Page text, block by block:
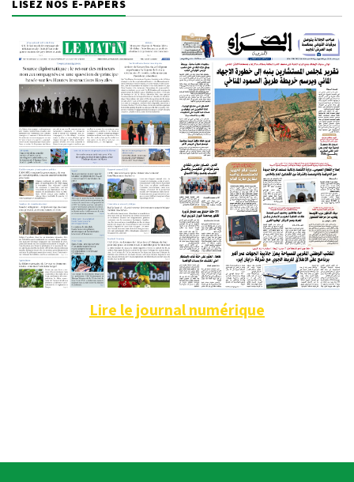
LISEZ NOS E-PAPERS
Lire le journal numérique